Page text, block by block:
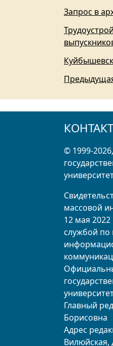
Запрос в
© 1999-
массовой
12 мая
службой по
Главный
Борисовна
Адрес
Вилюйская,